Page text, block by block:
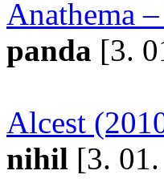
Anathema
panda [3.
Alcest
nihil [3.